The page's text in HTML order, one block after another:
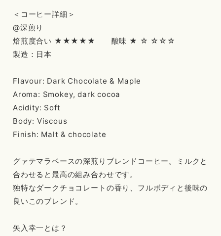
＜コーヒー詳細＞
@深煎り
焙煎度合い ★★★★★ 酸味 ★ ☆ ☆☆☆
製造：日本
Flavour: Dark Chocolate & Maple
Aroma: Smokey, dark cocoa
Acidity: Soft
Body: Viscous
Finish: Malt & chocolate
グァテマラベースの深煎りブレンドコーヒー。ミルクと
合わせると最高の組み合わせです。
独特なダークチョコレートの香り、フルボディと後味の
良いこのブレンド。
矢入幸一とは？